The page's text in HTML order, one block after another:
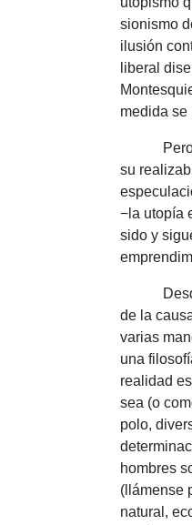
sionismo
ilusión
liberal
medida se
su
−la utopía
sido y
de la
varias
una
realidad
sea (o
polo,
hombres
(llámense
natural,